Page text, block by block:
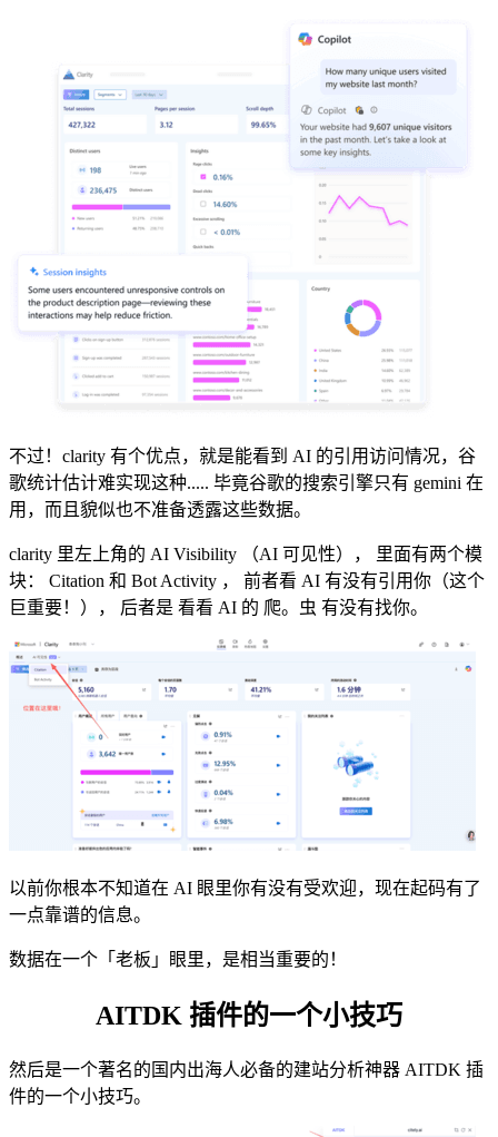
不过！clarity 有个优点，就是能看到 AI 的引用访问情况，谷
歌统计估计难实现这种..... 毕竟谷歌的搜索引擎只有 gemini 在
用，而且貌似也不准备透露这些数据。
clarity 里左上角的 AI Visibility （AI 可见性）， 里面有两个模
块： Citation 和 Bot Activity ， 前者看 AI 有没有引用你（这个
巨重要！）， 后者是 看看 AI 的 爬。虫 有没有找你。
以前你根本不知道在 AI 眼里你有没有受欢迎，现在起码有了
一点靠谱的信息。
数据在一个「老板」眼里，是相当重要的！
AITDK 插件的一个小技巧
然后是一个著名的国内出海人必备的建站分析神器 AITDK 插
件的一个小技巧。